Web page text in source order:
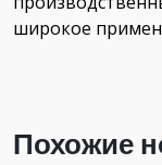
широкое
Похожие